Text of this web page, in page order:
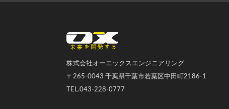
株式会社オーエックスエンジニアリング
〒265-0043 千葉県千葉市若葉区中田町2186-1
TEL.043-228-0777